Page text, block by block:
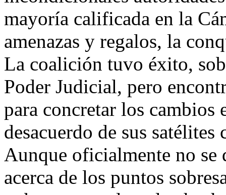
mayoría calificada en la
amenazas y regalos, la
La coalición tuvo éxito,
Poder Judicial, pero
para concretar los cambios
desacuerdo de sus satélites
Aunque oficialmente no se
acerca de los puntos